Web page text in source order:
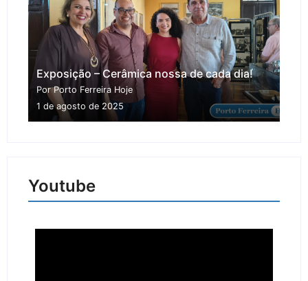
Exposição – Cerâmica nossa de cada dia!
Por Porto Ferreira Hoje
1 de agosto de 2025
Youtube